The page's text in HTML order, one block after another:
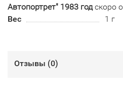
Автопортрет" 1983 годскоро
Вес
1 г
Отзывы (0)